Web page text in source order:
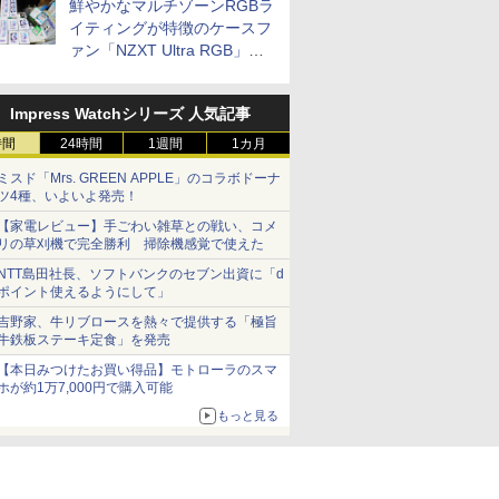
鮮やかなマルチゾーンRGBラ
イティングが特徴のケースフ
ァン「NZXT Ultra RGB」が
Impress Watchシリーズ 人気記事
24時間 1週間 1カ月
スド「Mrs. GREEN APPLE」のコラボドーナ
4種、いよいよ発売！
家電レビュー】手ごわい雑草との戦い、コメ
の草刈機で完全勝利 掃除機感覚で使えた
島田社長、ソフトバンクのセブン出資に「d
イント使えるようにして」
野家、牛リブロースを熱々で提供する「極旨
鉄板ステーキ定食」を発売
本日みつけたお買い得品】モトローラのスマ
が約1万7,000円で購入可能
もっと見る